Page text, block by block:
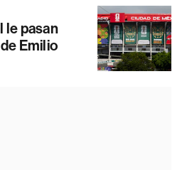
le pasan
Emilio